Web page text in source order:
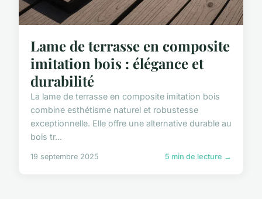
Lame de terrasse en composite
imitation bois : élégance et
durabilité
La lame de terrasse en composite imitation bois
combine esthétisme naturel et robustesse
exceptionnelle. Elle offre une alternative durable au
bois tr...
19 septembre 2025 5 min de lecture →